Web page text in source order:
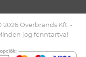
2026 Overbrands Kft. -
jog fenntartva!